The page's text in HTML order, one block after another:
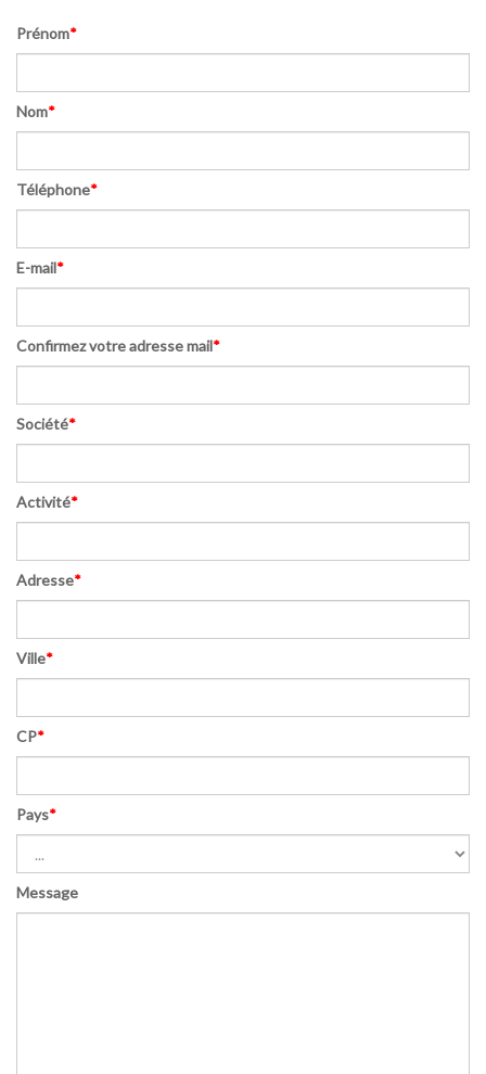
Prénom*
Nom*
Téléphone*
E-mail*
Confirmez votre adresse mail*
Société*
Activité*
Adresse*
Ville*
CP*
Pays*
Message